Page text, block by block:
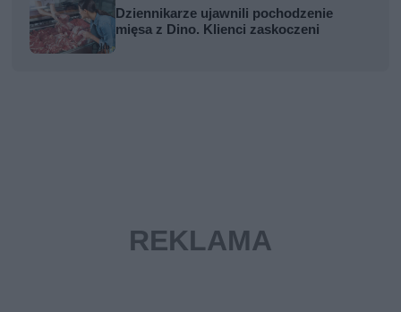
Dziennikarze ujawnili pochodzenie
mięsa z Dino. Klienci zaskoczeni